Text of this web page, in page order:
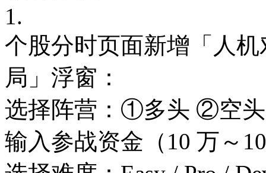
1.
个股分时页面新增「人
局」浮窗：
选择阵营：①多头 ②空
输入参战资金（10 万～